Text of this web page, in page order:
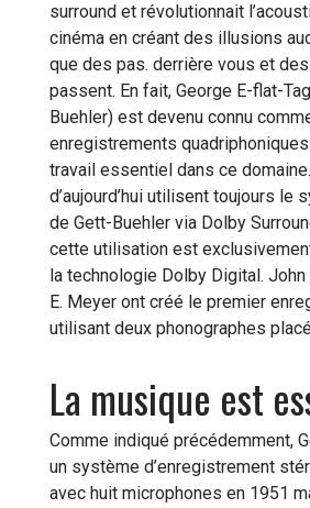
surround et révolutionnait
cinéma en créant des illusions
que des pas. derrière vous et
passent. En fait, George E-flat-
Buehler) est devenu connu
enregistrements
travail essentiel dans ce
d’aujourd’hui utilisent toujours le
de Gett-Buehler via Dolby
cette utilisation est
la technologie Dolby Digital. John
E. Meyer ont créé le premier
utilisant deux phonographes
La musique est
Comme indiqué précédemment,
un système d’enregistrement
avec huit microphones en 1951